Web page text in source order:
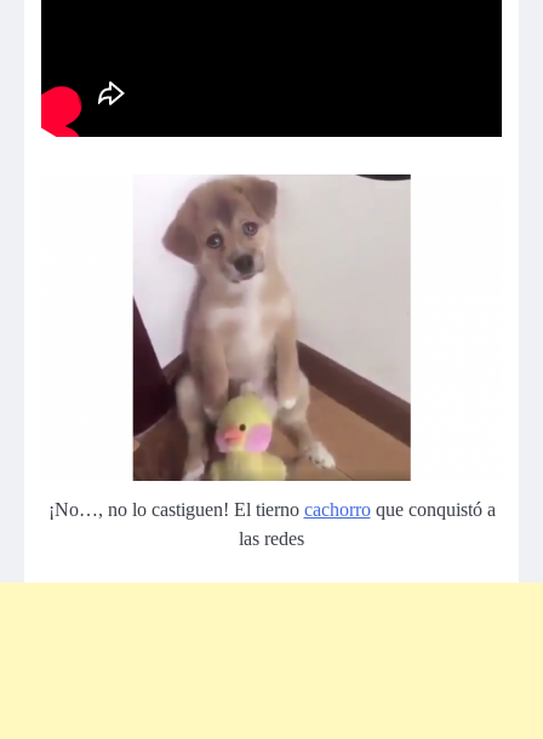
¡No…, no lo castiguen! El tierno cachorroque conquistó a
las redes